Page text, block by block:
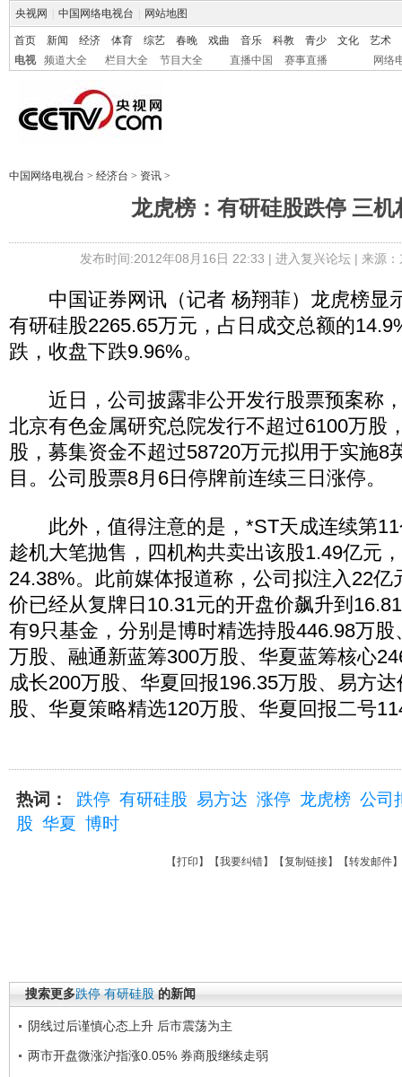
央视网 中国网络电视台 网站地图
首页 新闻 经济 体育 综艺 春晚 戏曲 音乐 科教 青少 文化
艺术
电视
频道大全 栏目大全 节目大全 直播中国 赛事直播 网络
中国网络电视台 > 经济台 > 资讯 >
龙虎榜：有研硅股跌停 三机
发布时间:2012年08月16日 22:33 | 进入复兴论坛| 来源
中国证券网讯（记者 杨翔菲）龙虎榜显
有研硅股2265.65万元，占日成交总额的
跌，收盘下跌9.96%。
近日，公司披露非公开发行股票预案称
北京有色金属研究总院发行不超过6100万股
股，募集资金不超过58720万元拟用于实施8
目。公司股票8月6日停牌前连续三日涨停。
此外，值得注意的是，*ST天成连续第11
趁机大笔抛售，四机构共卖出该股1.49亿元
24.38%。此前媒体报道称，公司拟注入22亿
价已经从复牌日10.31元的开盘价飙升到
有9只基金，分别是博时精选持股446.98万
万股、融通新蓝筹300万股、华夏蓝筹核心
成长200万股、华夏回报196.35万股、易方
股、华夏策略精选120万股、华夏回报二号
热词： 跌停 有研硅股 易方达 涨停 龙虎榜 公司
股 华夏 博时
【打印 】【我要纠错】【复制链接】【转发邮件
搜索更多跌停 有研硅股 的新闻
阴线过后谨慎心态上升 后市震荡为主
两市开盘微涨沪指涨0.05% 券商股继续走弱